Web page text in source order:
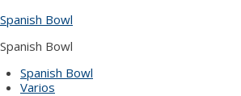
to
Spanish Bowl
Spanish Bowl
Spanish Bowl
Varios